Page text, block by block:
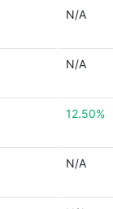
N/A
N/A
12.50%
N/A